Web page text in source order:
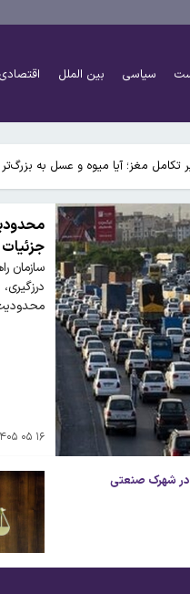
سیاسی بین الملل اقتصادی
شد
مغز؛ آیا میوه و عسل به
شد
جزئیات
سازمان
۱۶ ۰۵ ۱۴۰۵
شهرک صنعتی